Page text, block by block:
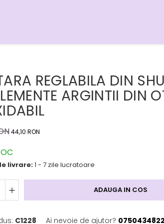
REGLABILA DIN
ARGINTII DIN
44,10 RON
livrare:1 - 7 zile lucratoare
ADAUGA IN COS
C1228 Ai nevoie de ajutor? 0750434822